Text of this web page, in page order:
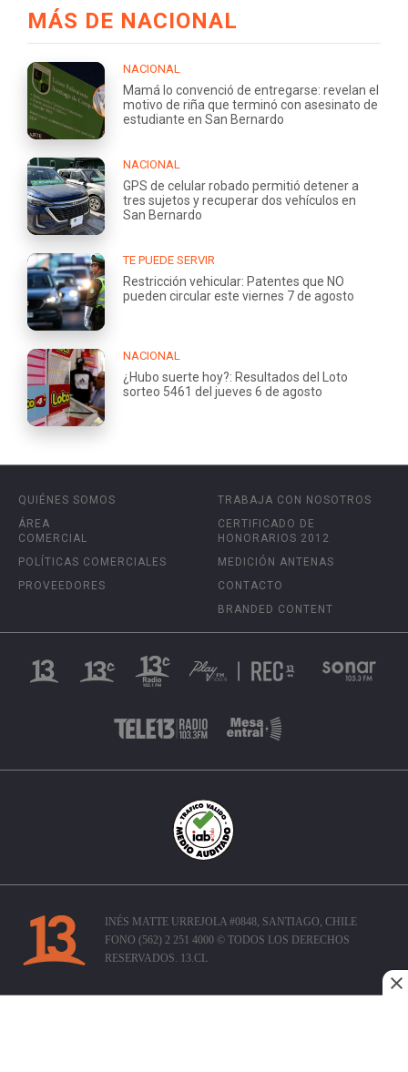
MÁS DE NACIONAL
NACIONAL
Mamá lo convenció de entregarse: revelan el
motivo de riña que terminó con asesinato de
estudiante en San Bernardo
NACIONAL
GPS de celular robado permitió detener a
tres sujetos y recuperar dos vehículos en
San Bernardo
TE PUEDE SERVIR
Restricción vehicular: Patentes que NO
pueden circular este viernes 7 de agosto
NACIONAL
¿Hubo suerte hoy?: Resultados del Loto
sorteo 5461 del jueves 6 de agosto
QUIÉNES SOMOS
ÁREA
COMERCIAL
POLÍTICAS COMERCIALES
PROVEEDORES
TRABAJA CON NOSOTROS
CERTIFICADO DE
HONORARIOS 2012
MEDICIÓN ANTENAS
CONTACTO
BRANDED CONTENT
INÉS MATTE URREJOLA #0848, SANTIAGO, CHILE
FONO (562) 2 251 4000 © TODOS LOS DERECHOS
RESERVADOS. 13.CL